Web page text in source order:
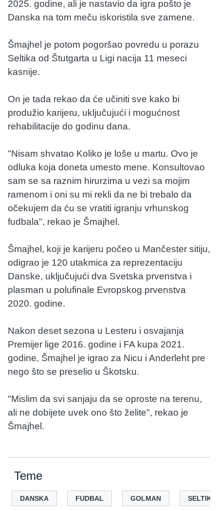
2025. godine, ali je nastavio da igra pošto je
Danska na tom meču iskoristila sve zamene.
Šmajhel je potom pogoršao povredu u porazu
Seltika od Štutgarta u Ligi nacija 11 meseci
kasnije.
On je tada rekao da će učiniti sve kako bi
produžio karijeru, uključujući i mogućnost
rehabilitacije do godinu dana.
"Nisam shvatao Koliko je loše u martu. Ovo je
odluka koja doneta umesto mene. Konsultovao
sam se sa raznim hirurzima u vezi sa mojim
ramenom i oni su mi rekli da ne bi trebalo da
očekujem da ću se vratiti igranju vrhunskog
fudbala", rekao je Šmajhel.
Šmajhel, koji je karijeru počeo u Mančester sitiju,
odigrao je 120 utakmica za reprezentaciju
Danske, uključujući dva Svetska prvenstva i
plasman u polufinale Evropskog prvenstva
2020. godine.
Nakon deset sezona u Lesteru i osvajanja
Premijer lige 2016. godine i FA kupa 2021.
godine, Šmajhel je igrao za Nicu i Anderleht pre
nego što se preselio u Škotsku.
"Mislim da svi sanjaju da se oproste na terenu,
ali ne dobijete uvek ono što želite", rekao je
Šmajhel.
Teme
DANSKA FUDBAL GOLMAN SELTIK